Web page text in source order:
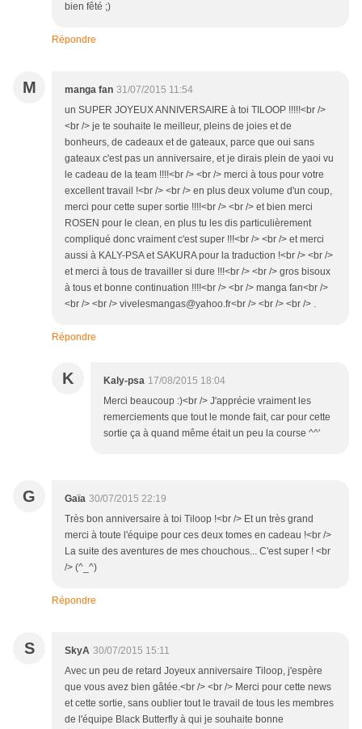
bien fêté ;)
Répondre
M manga fan 31/07/2015 11:54
un SUPER JOYEUX ANNIVERSAIRE à toi TILOOP !!!!!<br />
<br /> je te souhaite le meilleur, pleins de joies et de
bonheurs, de cadeaux et de gateaux, parce que oui sans
gateaux c'est pas un anniversaire, et je dirais plein de yaoi vu
le cadeau de la team !!!!<br /> <br /> merci à tous pour votre
excellent travail !<br /> <br /> en plus deux volume d'un coup,
merci pour cette super sortie !!!!<br /> <br /> et bien merci
ROSEN pour le clean, en plus tu les dis particulièrement
compliqué donc vraiment c'est super !!!<br /> <br /> et merci
aussi à KALY-PSA et SAKURA pour la traduction !<br /> <br />
et merci à tous de travailler si dure !!!<br /> <br /> gros bisoux
à tous et bonne continuation !!!!<br /> <br /> manga fan<br />
<br /> <br /> vivelesmangas@yahoo.fr<br /> <br /> <br /> .
Répondre
K Kaly-psa 17/08/2015 18:04
Merci beaucoup :)<br /> J'apprécie vraiment les
remerciements que tout le monde fait, car pour cette
sortie ça à quand même était un peu la course ^^'
G Gaïa 30/07/2015 22:19
Très bon anniversaire à toi Tiloop !<br /> Et un très grand
merci à toute l'équipe pour ces deux tomes en cadeau !<br />
La suite des aventures de mes chouchous... C'est super ! <br
/> (^_^)
Répondre
S SkyA 30/07/2015 15:11
Avec un peu de retard Joyeux anniversaire Tiloop, j'espère
que vous avez bien gâtée.<br /> <br /> Merci pour cette news
et cette sortie, sans oublier tout le travail de tous les membres
de l'équipe Black Butterfly à qui je souhaite bonne